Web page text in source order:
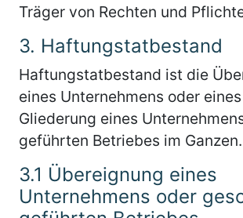
Träger von Rechten und
3. Haftungstatbestand
Haftungstatbestand ist die
eines Unternehmens oder
Gliederung eines
geführten Betriebes im Ganzen.
3.1 Übereignung eines
Unternehmens oder